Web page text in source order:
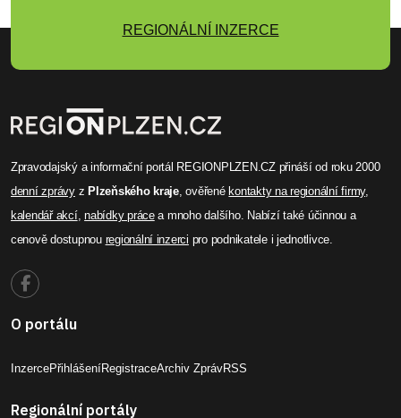
REGIONÁLNÍ INZERCE
Zpravodajský a informační portál REGIONPLZEN.CZ přináší od roku 2000
denní zprávyz Plzeňského kraje, ověřené kontakty na regionální firmy,
kalendář akcí,nabídky prácea mnoho dalšího. Nabízí také účinnou a
cenově dostupnou regionální inzerci pro podnikatele i jednotlivce.
O portálu
InzercePřihlášeníRegistraceArchiv ZprávRSS
Regionální portály